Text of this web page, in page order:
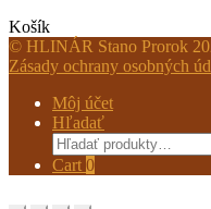
Košík
© HLINÁR Stano Prorok
Zásady ochrany osobných
Môj účet
Hľadať
Hľadať:
Cart 0